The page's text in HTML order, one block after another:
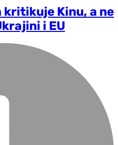
kritikuje Kinu, a ne
i EU